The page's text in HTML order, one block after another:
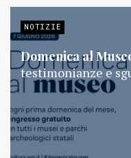
NOTIZIE
Domenica al
testimonianze e